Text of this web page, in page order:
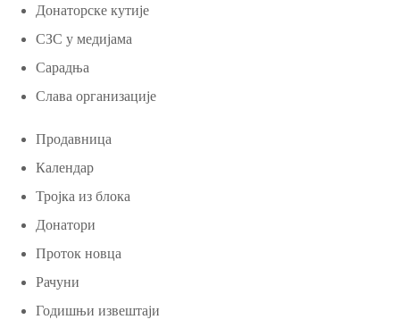
Донаторске кутије
СЗС у медијама
Сарадња
Слава организације
Продавница
Календар
Тројка из блока
Донатори
Проток новца
Рачуни
Годишњи извештаји